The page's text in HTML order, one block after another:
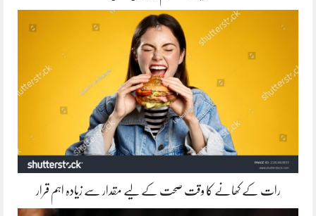
رات کے کھانے کا وقت صحت کے لیے مقدار سے زیادہ اہم قرار